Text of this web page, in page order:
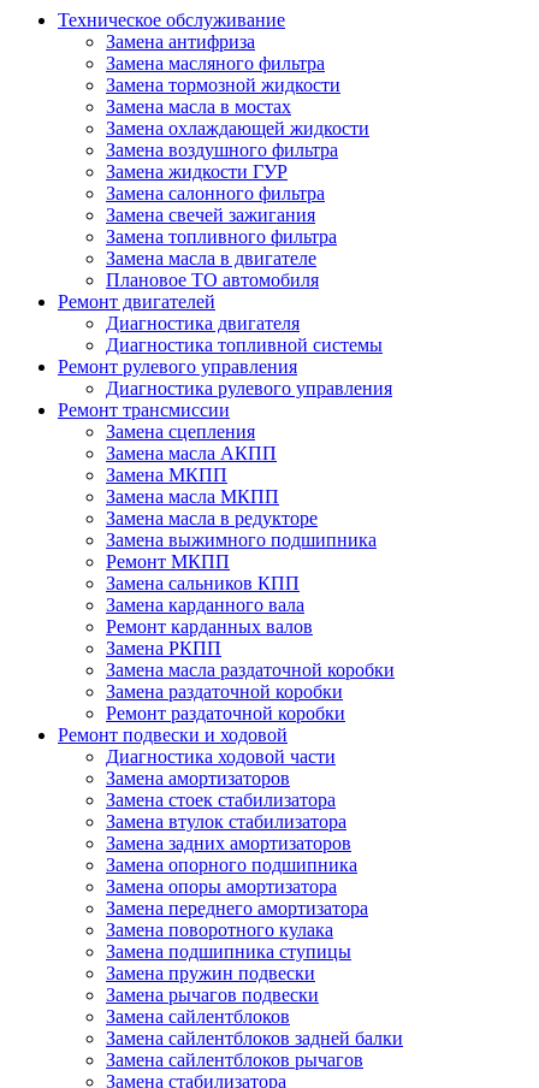
Техническое обслуживание
Замена антифриза
Замена масляного фильтра
Замена тормозной жидкости
Замена масла в мостах
Замена охлаждающей жидкости
Замена воздушного фильтра
Замена жидкости ГУР
Замена салонного фильтра
Замена свечей зажигания
Замена топливного фильтра
Замена масла в двигателе
Плановое ТО автомобиля
Ремонт двигателей
Диагностика двигателя
Диагностика топливной системы
Ремонт рулевого управления
Диагностика рулевого управления
Ремонт трансмиссии
Замена сцепления
Замена масла АКПП
Замена МКПП
Замена масла МКПП
Замена масла в редукторе
Замена выжимного подшипника
Ремонт МКПП
Замена сальников КПП
Замена карданного вала
Ремонт карданных валов
Замена РКПП
Замена масла раздаточной коробки
Замена раздаточной коробки
Ремонт раздаточной коробки
Ремонт подвески и ходовой
Диагностика ходовой части
Замена амортизаторов
Замена стоек стабилизатора
Замена втулок стабилизатора
Замена задних амортизаторов
Замена опорного подшипника
Замена опоры амортизатора
Замена переднего амортизатора
Замена поворотного кулака
Замена подшипника ступицы
Замена пружин подвески
Замена рычагов подвески
Замена сайлентблоков
Замена сайлентблоков задней балки
Замена сайлентблоков рычагов
Замена стабилизатора